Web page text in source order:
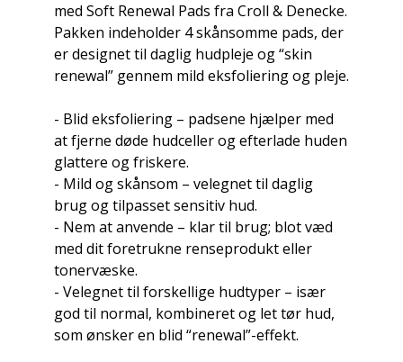
med Soft Renewal Pads fra Croll & Denecke.
Pakken indeholder 4 skånsomme pads, der
er designet til daglig hudpleje og “skin
renewal” gennem mild eksfoliering og pleje.
- Blid eksfoliering – padsene hjælper med
at fjerne døde hudceller og efterlade huden
glattere og friskere.
- Mild og skånsom – velegnet til daglig
brug og tilpasset sensitiv hud.
- Nem at anvende – klar til brug; blot væd
med dit foretrukne renseprodukt eller
tonervæske.
- Velegnet til forskellige hudtyper – især
god til normal, kombineret og let tør hud,
som ønsker en blid “renewal”-effekt.